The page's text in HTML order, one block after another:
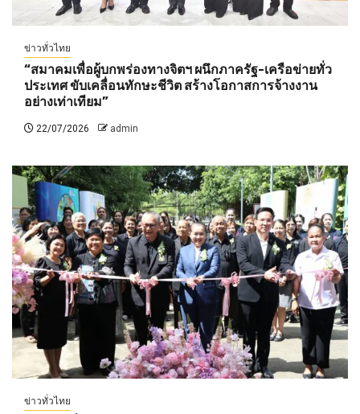
ข่าวทั่วไทย
“สมาคมเพื่อผู้บกพร่องทางจิตฯ ผนึกภาครัฐ-เครือข่ายทั่ว
ประเทศ ขับเคลื่อนทักษะชีวิต สร้างโอกาสการจ้างงาน
อย่างเท่าเทียม”
22/07/2026 admin
ข่าวทั่วไทย